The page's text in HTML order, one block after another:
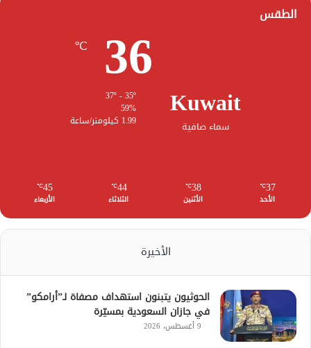
الطقس
Kuwait
سماء صافية
36
℃
59%
1.99 كيلومتر/ساعة
37
℃
الأحد
38
℃
الأثنين
44
℃
الثلاثاء
45
℃
الأربعاء
الأخيرة
الحوثيون يتبنون استهداف مصفاة لـ”أرامكو”
في جازان السعودية بمسيّرة
9 أغسطس، 2026